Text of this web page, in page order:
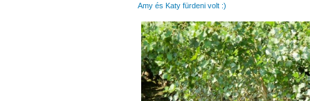
Amy és Katy fürdeni volt :)